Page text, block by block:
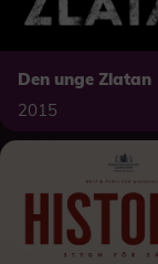
Den unge Zlatan
2015